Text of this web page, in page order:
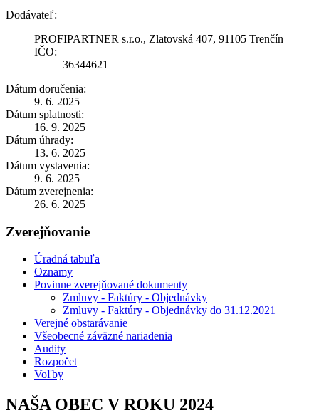
Dodávateľ:
PROFIPARTNER s.r.o., Zlatovská 407, 91105 Trenčín
IČO:
36344621
Dátum doručenia:
9. 6. 2025
Dátum splatnosti:
16. 9. 2025
Dátum úhrady:
13. 6. 2025
Dátum vystavenia:
9. 6. 2025
Dátum zverejnenia:
26. 6. 2025
Zverejňovanie
Úradná tabuľa
Oznamy
Povinne zverejňované dokumenty
Zmluvy - Faktúry - Objednávky
Zmluvy - Faktúry - Objednávky do 31.12.2021
Verejné obstarávanie
Všeobecné záväzné nariadenia
Audity
Rozpočet
Voľby
NAŠA OBEC V ROKU 2024